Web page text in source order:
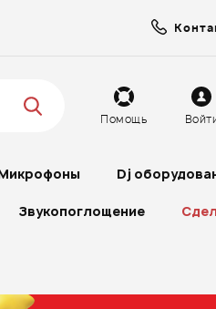
Помощь
Dj
Звукопоглощение